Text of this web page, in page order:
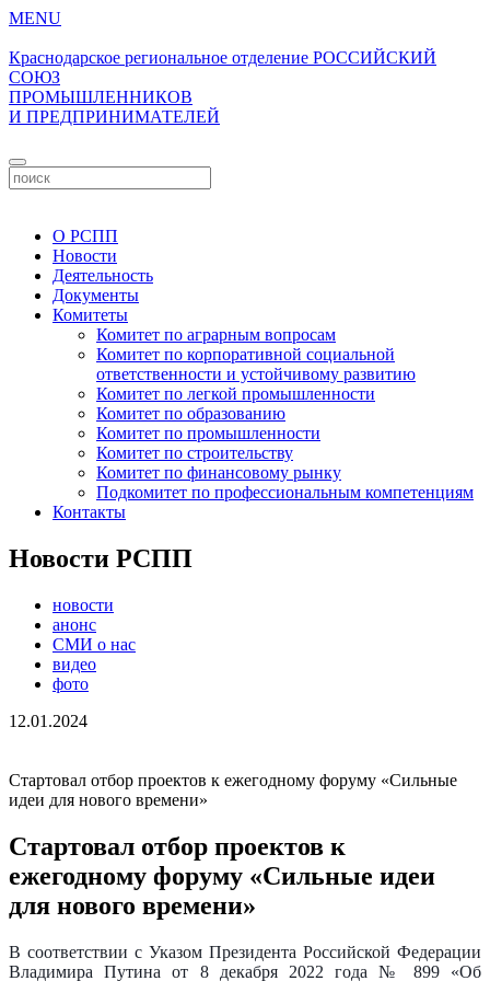
MENU
Краснодарское региональное отделение РОССИЙСКИЙ
СОЮЗ
ПРОМЫШЛЕННИКОВ
И ПРЕДПРИНИМАТЕЛЕЙ
О РСПП
Новости
Деятельность
Документы
Комитеты
Комитет по аграрным вопросам
Комитет по корпоративной социальной
ответственности и устойчивому развитию
Комитет по легкой промышленности
Комитет по образованию
Комитет по промышленности
Комитет по строительству
Комитет по финансовому рынку
Подкомитет по профессиональным компетенциям
Контакты
Новости РСПП
новости
анонс
СМИ о нас
видео
фото
12.01.2024
Стартовал отбор проектов к ежегодному форуму «Сильные
идеи для нового времени»
Стартовал отбор проектов к
ежегодному форуму «Сильные идеи
для нового времени»
В соответствии с Указом Президента Российской Федерации
Владимира Путина от 8 декабря 2022 года № 899 «Об